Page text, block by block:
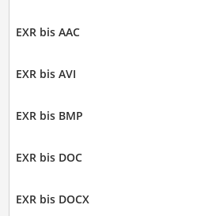
EXR bis AAC
EXR bis AVI
EXR bis BMP
EXR bis DOC
EXR bis DOCX